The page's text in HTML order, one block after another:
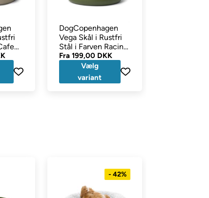
DogCopenhagen
Vega Skål i Rustfri
Stål i Farven Racing
Green
Fra 199,00 DKK
Vælg
variant
- 42%